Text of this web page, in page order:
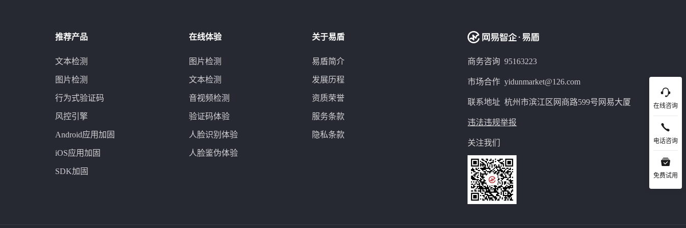
在线咨询
电话咨询
免费试用
推荐产品
文本检测
图片检测
行为式验证码
风控引擎
Android应用加固
iOS应用加固
SDK加固
在线体验
图片检测
文本检测
音视频检测
验证码体验
人脸识别体验
人脸鉴伪体验
关于易盾
易盾简介
发展历程
资质荣誉
服务条款
隐私条款
商务咨询 95163223
市场合作 yidunmarket@126.com
联系地址 杭州市滨江区网商路599号网易大厦
违法违规举报
关注我们